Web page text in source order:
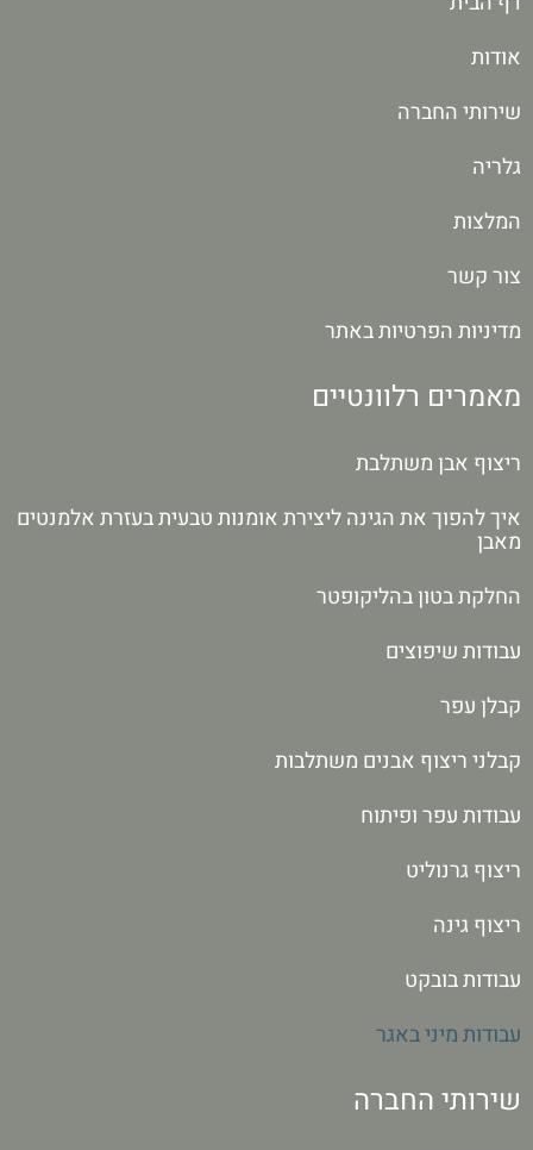
אודות
שירותי החברה
גלריה
המלצות
צור קשר
מדיניות הפרטיות באתר
מאמרים רלוונטיים
ריצוף אבן משתלבת
איך להפוך את הגינה ליצירת אומנות טבעית בעזרת אלמנטים
מאבן
החלקת בטון בהליקופטר
עבודות שיפוצים
קבלן עפר
קבלני ריצוף אבנים משתלבות
עבודות עפר ופיתוח
ריצוף גרנוליט
ריצוף גינה
עבודות בובקט
עבודות מיני באגר
שירותי החברה